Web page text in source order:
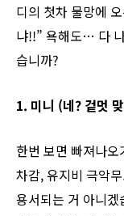
디의 첫차 물망에
냐!!” 욕해도… 다
습니까?
1. 미니 (네? 겉멋
한번 보면 빠져나오
차감, 유지비 극악
용서되는 거 아니